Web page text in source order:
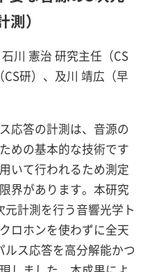
）
川 憲治 研究主任（CS
研）、及川 靖広（早
応答の計測は、音源の
めの基本的な技術です
いて行われるため測定
界があります。本研究
計測を行う音響光学ト
ロホンを使わずに全天
ス応答を高分解能かつ